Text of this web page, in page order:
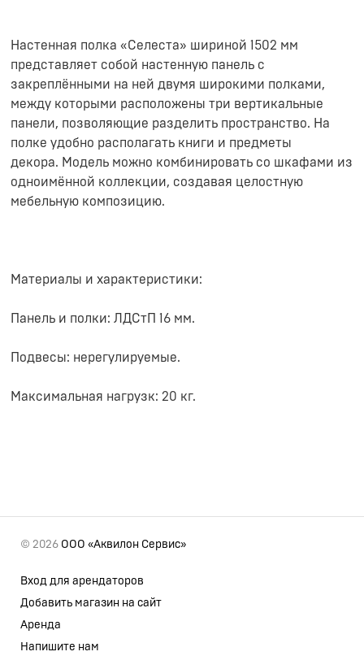
Настенная полка «Селеста» шириной 1502 мм
представляет собой настенную панель с
закреплёнными на ней двумя широкими полками,
между которыми расположены три вертикальные
панели, позволяющие разделить пространство. На
полке удобно располагать книги и предметы
декора. Модель можно комбинировать со шкафами из
одноимённой коллекции, создавая целостную
мебельную композицию.
Материалы и характеристики:
Панель и полки: ЛДСтП 16 мм.
Подвесы: нерегулируемые.
Максимальная нагрузк: 20 кг.
© 2026 ООО «Аквилон Сервис»
Вход для арендаторов
Добавить магазин на сайт
Аренда
Напишите нам